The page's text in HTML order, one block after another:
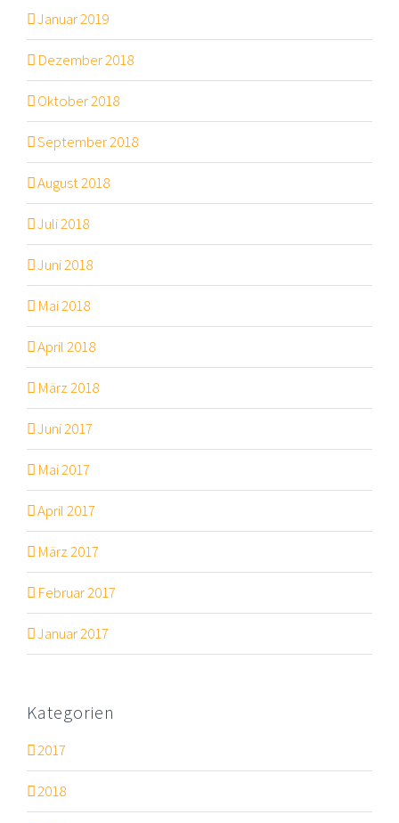
Januar 2019
Dezember 2018
Oktober 2018
September 2018
August 2018
Juli 2018
Juni 2018
Mai 2018
April 2018
März 2018
Juni 2017
Mai 2017
April 2017
März 2017
Februar 2017
Januar 2017
Kategorien
2017
2018